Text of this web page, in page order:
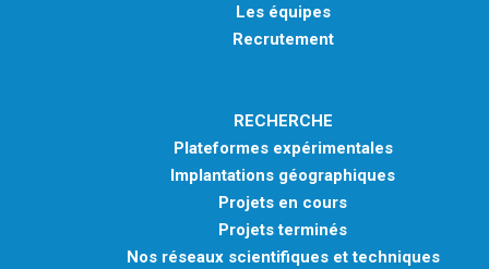
Les équipes
Recrutement
RECHERCHE
Plateformes expérimentales
Implantations géographiques
Projets en cours
Projets terminés
Nos réseaux scientifiques et techniques